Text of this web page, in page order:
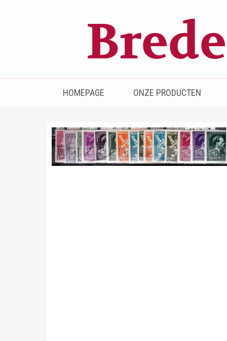
Bredenhof
Postzegels en munten
HOMEPAGE ONZE PRODUCTEN